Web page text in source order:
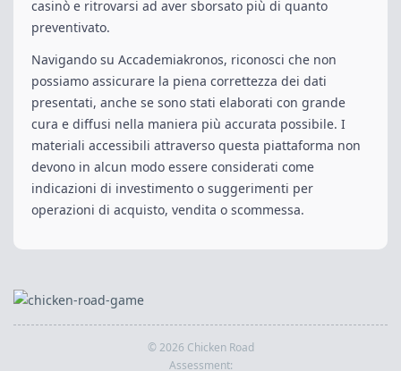
casinò e ritrovarsi ad aver sborsato più di quanto
preventivato.
Navigando su Accademiakronos, riconosci che non
possiamo assicurare la piena correttezza dei dati
presentati, anche se sono stati elaborati con grande
cura e diffusi nella maniera più accurata possibile. I
materiali accessibili attraverso questa piattaforma non
devono in alcun modo essere considerati come
indicazioni di investimento o suggerimenti per
operazioni di acquisto, vendita o scommessa.
© 2026 Chicken Road
Assessment: